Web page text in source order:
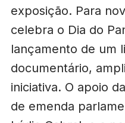
exposição. Para
celebra o Dia do
lançamento de um
documentário,
iniciativa. O apoio
de emenda